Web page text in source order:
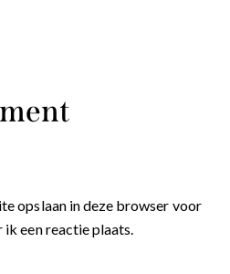
opslaan in deze browser voor
een reactie plaats.